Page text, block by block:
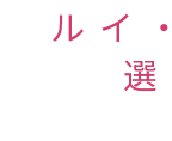
ルイ